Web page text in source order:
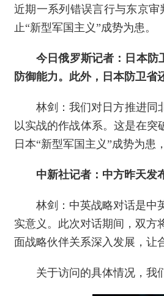
近期一系列错误言行与东京
止“新型军国主义”成势为患。
今日俄罗斯记者：日本防
防御能力。此外，日本防卫
林剑：我们对日方推进同
以实战的作战体系。这是在突
日本“新型军国主义”成势为
中新社记者：中方昨天发
林剑：中英战略对话是中
实意义。此次对话期间，双方
面战略伙伴关系深入发展，让
关于访问的具体情况，我